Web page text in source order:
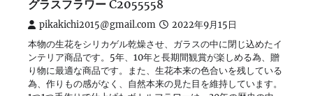
グラスフラワー C2055558
pikakichi2015@gmail.com 2022年9月15日
本物の生花をシリカゲル乾燥させ、ガラスの中に閉じ込めたイ
ンテリア商品です。5年、10年と長期間観賞が楽しめる為、贈
り物に最適な商品です。また、生花本来の色合いを残している
為、作りもの感がなく、自然本来の見た目を維持しています。